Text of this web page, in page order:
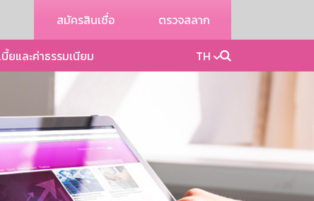
สมัครสินเชื่อ ตรวจสลาก
ยและค่าธรรมเนียม TH